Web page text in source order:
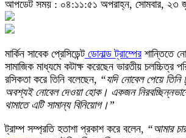
আপডেট সময় : ০৪:১১:৫১ অপরাহ্ন, সোমবার, ২৩
মার্কিন সাবেক প্রেসিডেন্টডোনাল্ড ট্রাম্পেরশান্তিতে
সামাজিক মাধ্যমে কটাক্ষ করেছেন ভারতীয় চলচ্চিত্র
রসিকতা করে তিনি বলেছেন, “যদি নোবেল পেয়ে
অবশ্যই নোবেল দেওয়া হোক। একজন
থামাতে এটি সামান্য বিনিয়োগ।”
ট্রাম্প সম্প্রতি হতাশা প্রকাশ করে বলেন, “আমার